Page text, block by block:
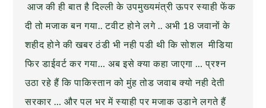
आज की ही बात है दिल्ली के उपमुख्यमंत्री ऊपर स्याही फेंक
दी तो मजाक बन गया.. टवीट होने लगे .. अभी 18 जवानों के
शहीद होने की खबर ठंडी भी नही पडी थी कि सोशल मीडिया
फिर डाईवर्ट कर गया… अब इसे क्या कहा जाएगा … प्रश्न
उठा रहे हैं कि पाकिस्तान को मुंह तोड जवाब क्यो नही देती
सरकार … और पल भर में स्याही पर मजाक उडाने लगते हैं